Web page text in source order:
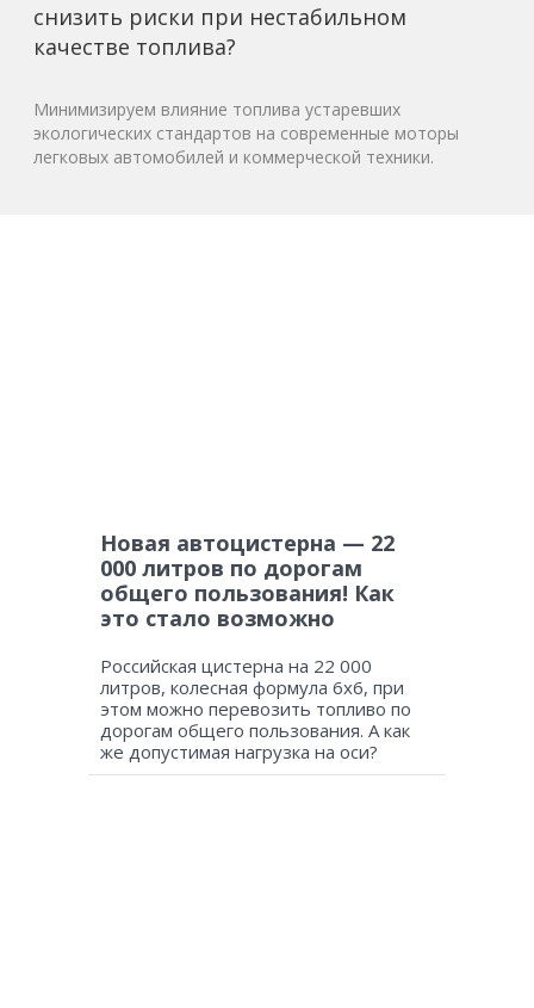
снизить риски при нестабильном
качестве топлива?
Минимизируем влияние топлива устаревших
экологических стандартов на современные моторы
легковых автомобилей и коммерческой техники.
Новая автоцистерна — 22
000 литров по дорогам
общего пользования! Как
это стало возможно
Российская цистерна на 22 000
литров, колесная формула 6х6, при
этом можно перевозить топливо по
дорогам общего пользования. А как
же допустимая нагрузка на оси?